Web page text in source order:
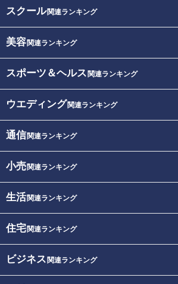
スクール関連ランキング
美容関連ランキング
スポーツ＆ヘルス 関連ランキング
ウエディング関連ランキング
通信関連ランキング
小売関連ランキング
生活関連ランキング
住宅関連ランキング
ビジネス 関連ランキング